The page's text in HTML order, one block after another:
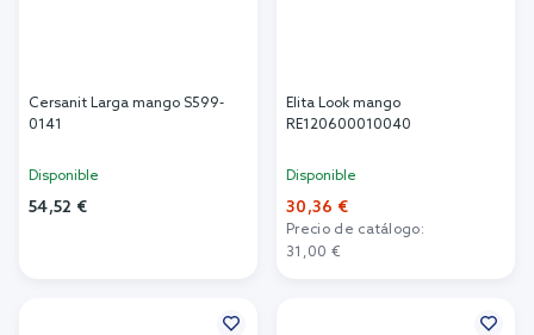
Cersanit Larga mango S599-
0141
Disponible
54,52 €
Elita Look mango
RE120600010040
Disponible
30,36 €
Precio de catálogo:
31,00 €